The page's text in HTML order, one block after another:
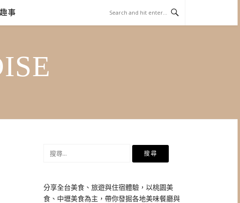
事
鍵
字:
分享全台美食、旅遊與住宿體驗，以桃園美
食、中壢美食為主，帶你發掘各地美味餐廳與